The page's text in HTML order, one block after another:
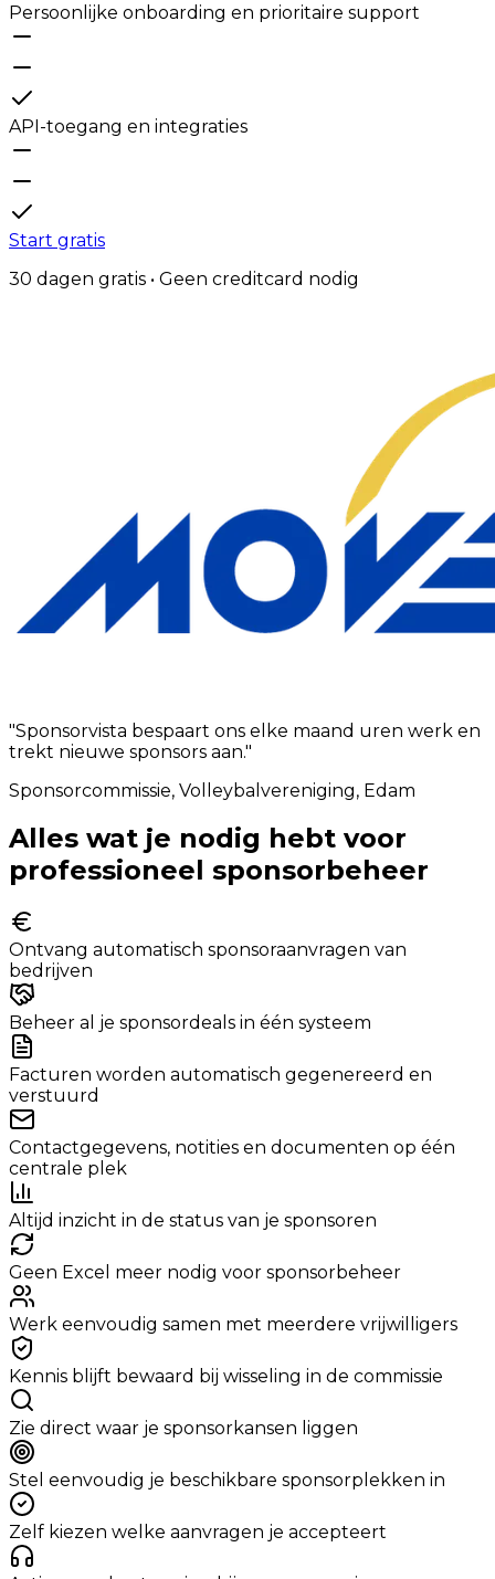
Persoonlijke onboarding en prioritaire support
API-toegang en integraties
Start gratis
30 dagen gratis • Geen creditcard nodig
"Sponsorvista bespaart ons elke maand uren werk en
trekt nieuwe sponsors aan."
Sponsorcommissie, Volleybalvereniging, Edam
Alles wat je nodig hebt voor
professioneel sponsorbeheer
Ontvang automatisch sponsoraanvragen van
bedrijven
Beheer al je sponsordeals in één systeem
Facturen worden automatisch gegenereerd en
verstuurd
Contactgegevens, notities en documenten op één
centrale plek
Altijd inzicht in de status van je sponsoren
Geen Excel meer nodig voor sponsorbeheer
Werk eenvoudig samen met meerdere vrijwilligers
Kennis blijft bewaard bij wisseling in de commissie
Zie direct waar je sponsorkansen liggen
Stel eenvoudig je beschikbare sponsorplekken in
Zelf kiezen welke aanvragen je accepteert